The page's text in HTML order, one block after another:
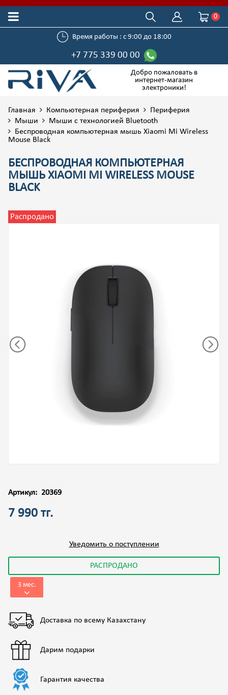
0
Время работы : с 9:00 до 18:00
+7 775 339 00 00
Добро пожаловать в
интернет-магазин
электроники!
Главная Компьютерная периферия
Периферия
Мыши
Мыши с технологией Bluetooth
Беспроводная компьютерная мышь Xiaomi Mi Wireless
Mouse Black
БЕСПРОВОДНАЯ КОМПЬЮТЕРНАЯ
МЫШЬ XIAOMI MI WIRELESS MOUSE
BLACK
Распродано
Артикул: 20369
7 990 тг.
Уведомить о поступлении
РАСПРОДАНО
3 мес.
Доставка по всему Казахстану
Дарим подарки
Гарантия качества